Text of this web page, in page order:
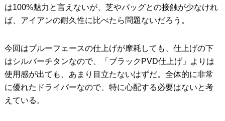
は100%魅力と言えないが、芝やバッグとの接触が少なけれ
ば、アイアンの耐久性に比べたら問題ないだろう。
今回はブルーフェースの仕上げが摩耗しても、仕上げの下
はシルバーチタンなので、「ブラックPVD仕上げ」よりは
使用感が出ても、あまり目立たないはずだ。全体的に非常
に優れたドライバーなので、特に心配する必要はないと考
えている。